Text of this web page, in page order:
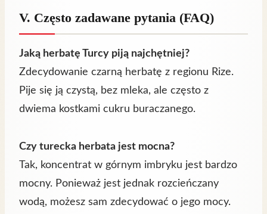
V. Często zadawane pytania (FAQ)
Jaką herbatę Turcy piją najchętniej?
Zdecydowanie czarną herbatę z regionu Rize.
Pije się ją czystą, bez mleka, ale często z
dwiema kostkami cukru buraczanego.
Czy turecka herbata jest mocna?
Tak, koncentrat w górnym imbryku jest bardzo
mocny. Ponieważ jest jednak rozcieńczany
wodą, możesz sam zdecydować o jego mocy.